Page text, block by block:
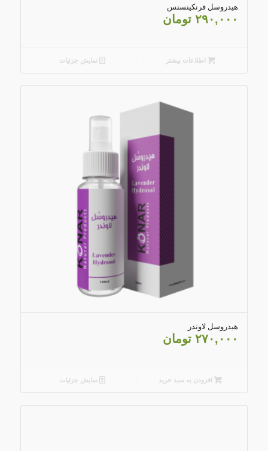
هیدروسل فرنکینسنس
۲۹۰,۰۰۰ تومان
اطلاعات بیشتر نمایش جزئیات
5.00
هیدروسل لاوندر
۲۷۰,۰۰۰ تومان
افزودن به سبد خرید نمایش جزئیات